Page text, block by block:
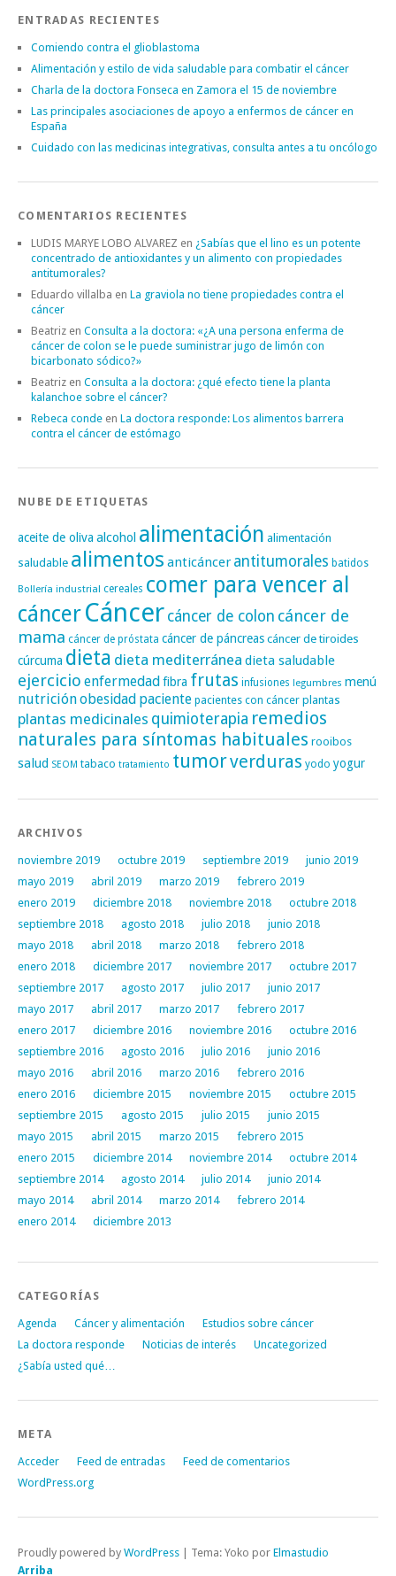
ENTRADAS RECIENTES
Comiendo contra el glioblastoma
Alimentación y estilo de vida saludable para combatir el cáncer
Charla de la doctora Fonseca en Zamora el 15 de noviembre
Las principales asociaciones de apoyo a enfermos de cáncer en
España
Cuidado con las medicinas integrativas, consulta antes a tu oncólogo
COMENTARIOS RECIENTES
LUDIS MARYE LOBO ALVAREZ en ¿Sabías que el lino es un potente
concentrado de antioxidantes y un alimento con propiedades
antitumorales?
Eduardo villalba en La graviola no tiene propiedades contra el
cáncer
Beatriz en Consulta a la doctora: «¿A una persona enferma de
cáncer de colon se le puede suministrar jugo de limón con
bicarbonato sódico?»
Beatriz en Consulta a la doctora: ¿qué efecto tiene la planta
kalanchoe sobre el cáncer?
Rebeca conde en La doctora responde: Los alimentos barrera
contra el cáncer de estómago
NUBE DE ETIQUETAS
aceite de oliva alcohol alimentación alimentación
saludable alimentos anticáncer antitumorales batidos
Bollería industrial cereales comer para vencer al
cáncerCáncer cáncer de colon cáncer de
mama cáncer de próstata cáncer de páncreascáncer de tiroides
cúrcuma dieta dieta mediterránea dieta saludable
ejercicio enfermedadfibra frutas infusiones legumbres menú
nutriciónobesidad paciente pacientes con cáncer plantas
plantas medicinales quimioterapia remedios
naturales para síntomas habituales rooibos
salud SEOM tabaco tratamiento tumorverduras yodo yogur
ARCHIVOS
noviembre 2019 octubre 2019 septiembre 2019
junio 2019
mayo 2019
abril 2019 marzo 2019
febrero 2019
enero 2019
diciembre 2018 noviembre 2018
octubre 2018
septiembre 2018
agosto 2018 julio 2018
junio 2018
mayo 2018
abril 2018 marzo 2018
febrero 2018
enero 2018
diciembre 2017 noviembre 2017
octubre 2017
septiembre 2017
agosto 2017 julio 2017
junio 2017
mayo 2017
abril 2017 marzo 2017
febrero 2017
enero 2017
diciembre 2016 noviembre 2016
octubre 2016
septiembre 2016
agosto 2016 julio 2016
junio 2016
mayo 2016
abril 2016 marzo 2016
febrero 2016
enero 2016
diciembre 2015 noviembre 2015
octubre 2015
septiembre 2015
agosto 2015 julio 2015
junio 2015
mayo 2015
abril 2015 marzo 2015
febrero 2015
enero 2015
diciembre 2014 noviembre 2014
octubre 2014
septiembre 2014
agosto 2014 julio 2014
junio 2014
mayo 2014
abril 2014 marzo 2014
febrero 2014
enero 2014
diciembre 2013
CATEGORÍAS
Agenda Cáncer y alimentación
Estudios sobre cáncer
La doctora responde
Noticias de interés
Uncategorized
¿Sabía usted qué…
META
Acceder Feed de entradas
Feed de comentarios
WordPress.org
Proudly powered by WordPress Tema: Yoko por Elmastudio
Arriba